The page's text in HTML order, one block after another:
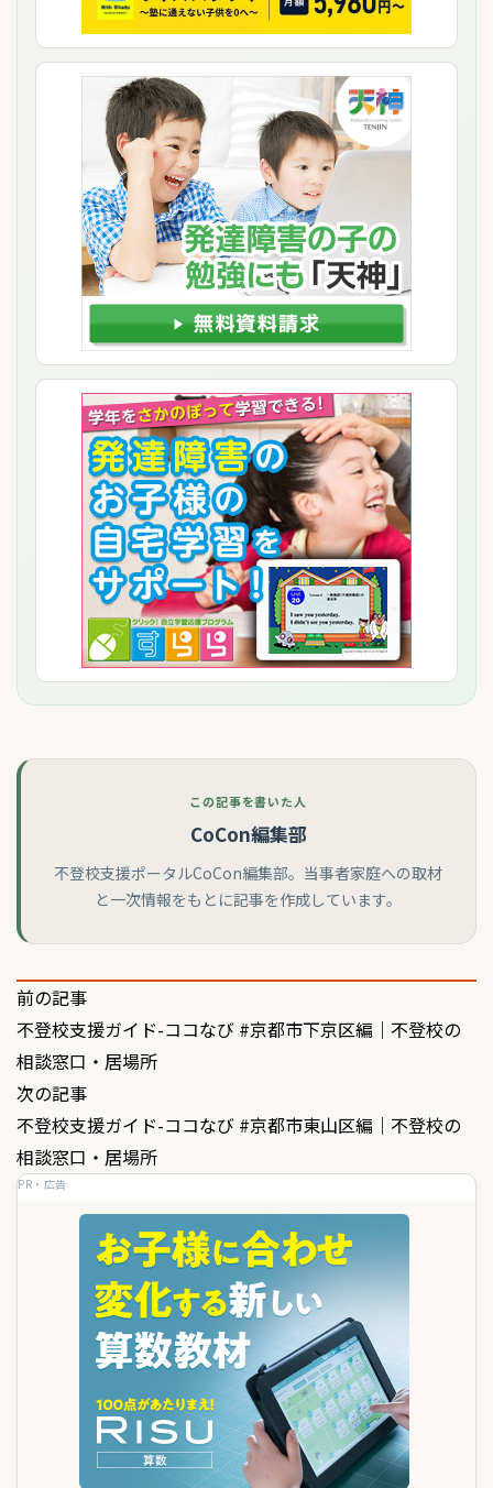
この記事を書いた人
CoCon編集部
不登校支援ポータルCoCon編集部。当事者家庭への取材
と一次情報をもとに記事を作成しています。
投
稿
ナ
ビ
ゲ
前の記事
不登校支援ガイド-ココなび #京都市下京区編｜不登校の
相談窓口・居場所
次の記事
不登校支援ガイド-ココなび #京都市東山区編｜不登校の
相談窓口・居場所
PR・広告